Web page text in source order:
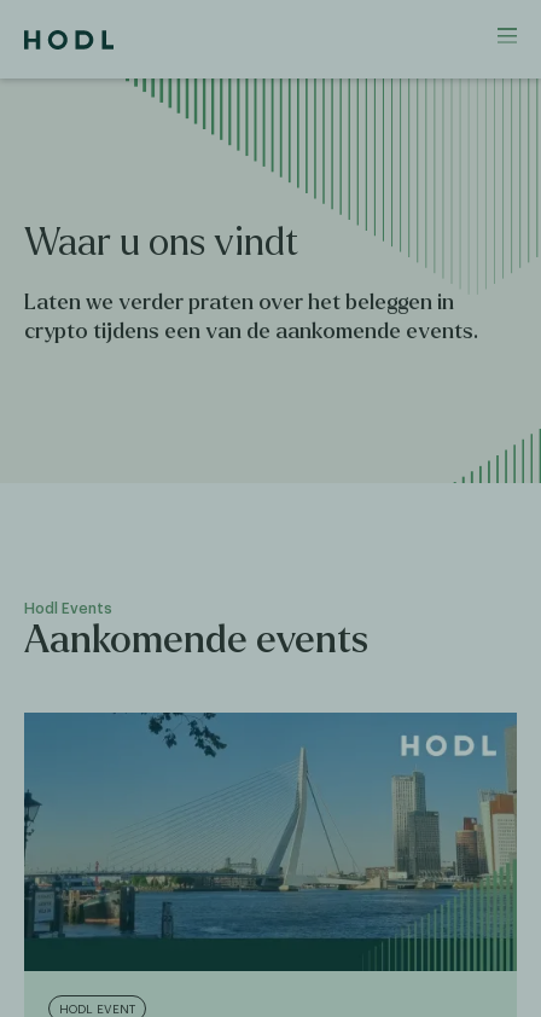
Waar u ons vindt
Laten we verder praten over het beleggen in
crypto tijdens een van de aankomende events.
Hodl Events
Aankomende events
HODL EVENT